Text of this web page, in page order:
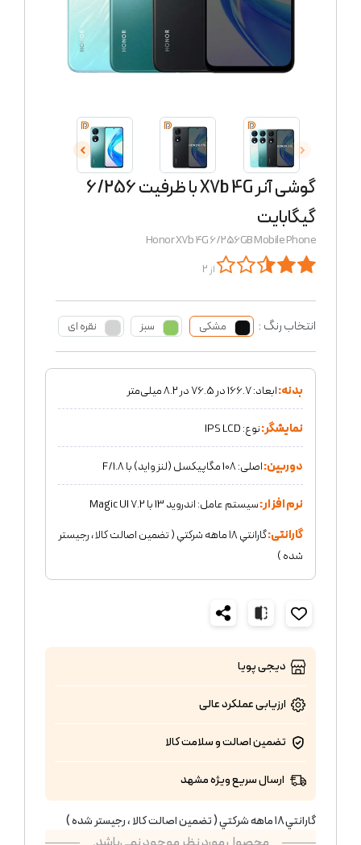
گوشی آنر X7b 4G با ظرفیت 6/256
گیگابایت
Honor X7b 4G 6/256GB Mobile Phone
از 2
انتخاب رنگ : مشکی سبز نقره ای
بدنه:ابعاد: 166.7 در 76.5 در 8.2 میلی‌متر
نمایشگر:نوع: IPS LCD
دوربین:اصلی: 108 مگاپیکسل (لنز واید) با F/1.8
نرم افزار:سیستم‌ عامل: اندروید 13 با Magic UI 7.2
گارانتی:
گارانتي ١٨ ماهه شركتي ( تضمين اصالت كالا ، رجيستر
شده )
دیجی پویا
ارزیابی عملکردعالی
تضمین اصالت و سلامت کالا
ارسال سریع ویژه مشهد
گارانتي ١٨ ماهه شركتي ( تضمين اصالت كالا ، رجيستر شده )